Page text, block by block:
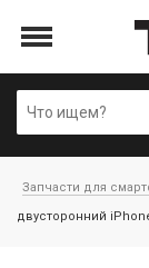
Запчасти для
двусторонний